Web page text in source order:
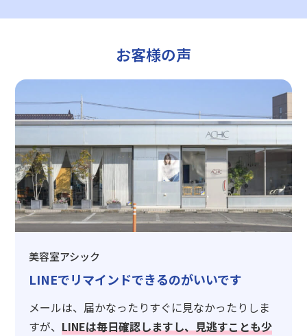
お客様の声
美容室アシック
LINEでリマインドできるのがいいです
メールは、届かなったりすぐに見なかったりしま
すが、 LINEは毎日確認しますし、見逃すことも少